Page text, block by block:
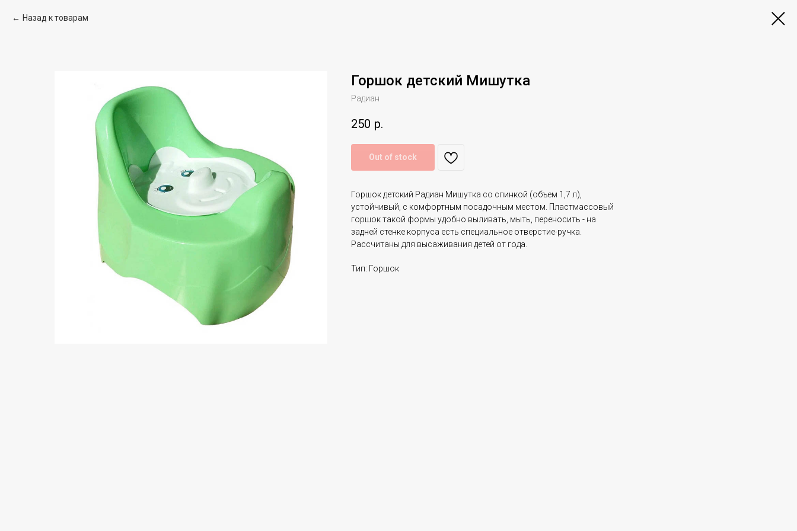
Назад к товарам
Горшок детский Мишутка
Радиан
250 р.
Out of stock
Горшок детский Радиан Мишутка со спинкой (объем 1,7 л),
устойчивый, с комфортным посадочным местом. Пластмассовый
горшок такой формы удобно выливать, мыть, переносить - на
задней стенке корпуса есть специальное отверстие-ручка.
Рассчитаны для высаживания детей от года.
Тип: Горшок